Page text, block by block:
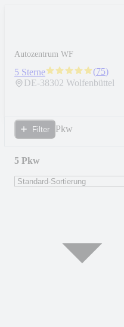
Autozentrum WF
5 Sterne (75)
DE-38302 Wolfenbüttel
Filter Pkw
5 Pkw